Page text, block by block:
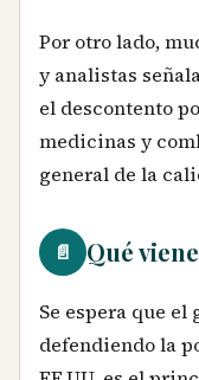
Por otro lado,
y analistas
el descontento
medicinas y
general de la
📄 Qué
Se espera que
defendiendo la